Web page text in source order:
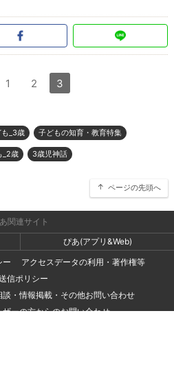
1 2 3
_3歳 子どもの知育・教育特集
_2歳 3歳児神話
ページの先頭へ
関連サイト
ぴあ(アプリ&Web)
ー
アクセスデータの利用・著作権等
信ポリシー
・情報掲載・その他お問い合わせ
ーの方からのお問い合わせ